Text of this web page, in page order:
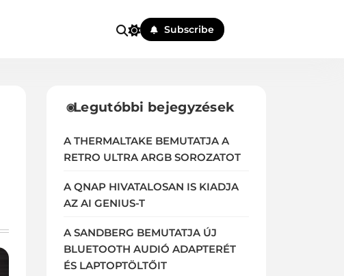
Subscribe
Legutóbbi bejegyzések
A THERMALTAKE BEMUTATJA A
RETRO ULTRA ARGB SOROZATOT
A QNAP HIVATALOSAN IS KIADJA
AZ AI GENIUS-T
A SANDBERG BEMUTATJA ÚJ
BLUETOOTH AUDIÓ ADAPTERÉT
ÉS LAPTOPTÖLTŐIT